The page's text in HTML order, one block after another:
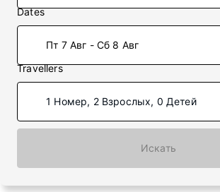
Dates
Пт 7 Авг - Сб 8 Авг
Travellers
1 Номер, 2 Взрослых, 0 Детей
Искать